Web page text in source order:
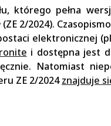
którego pełna
(ZE 2/2024).
elektronicznej
i dostępna jest
Natomiast
ZE 2/2024znajduje